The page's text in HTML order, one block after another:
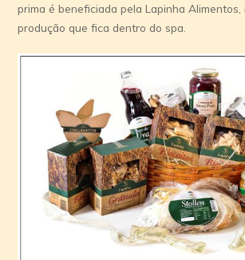
prima é beneficiada pela Lapinha Alimentos,
produção que fica dentro do spa.